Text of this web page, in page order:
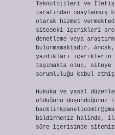
Teknolojileri ve
tarafından onaylanmış
olarak hizmet
sitedeki içerikleri
denetleme veya
bulunmamaktadır.
yazdıkları içeriklerin
taşımakta olup, siteye
sorumluluğu kabul
Hukuka ve yasal
olduğunu
bildirmeniz halinde,
süre içerisinde